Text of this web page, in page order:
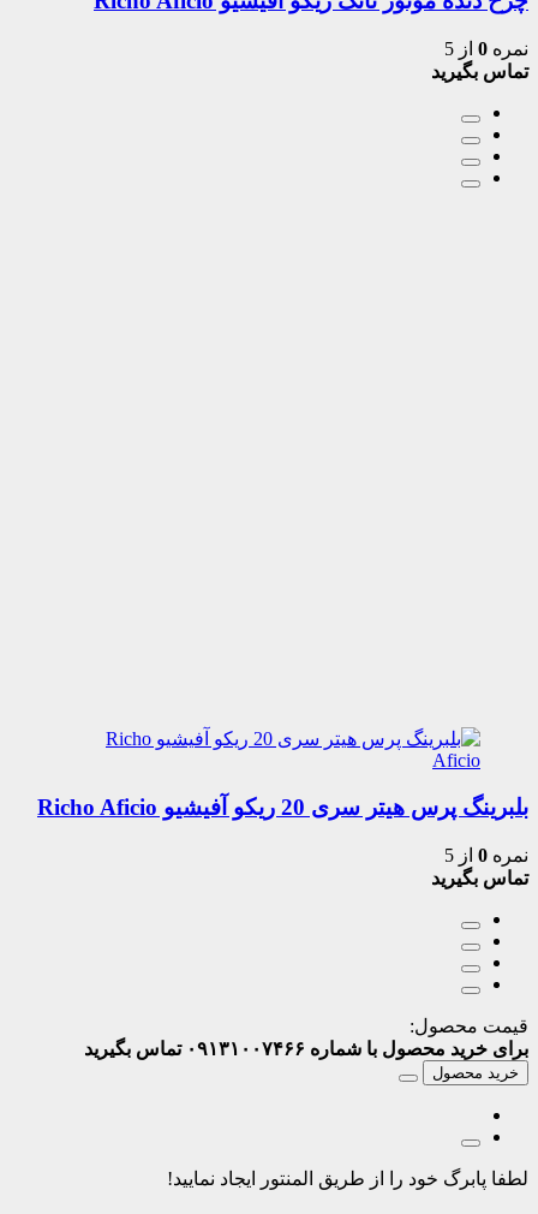
نمره 0 از 5
تماس بگیرید
بلبرینگ پرس هیتر سری 20 ریکو آفیشیو Richo Aficio
نمره 0 از 5
تماس بگیرید
قیمت محصول:
برای خرید محصول با شماره ۰۹۱۳۱۰۰۷۴۶۶ تماس بگیرید
خرید محصول
لطفا پابرگ خود را از طریق المنتور ایجاد نمایید!